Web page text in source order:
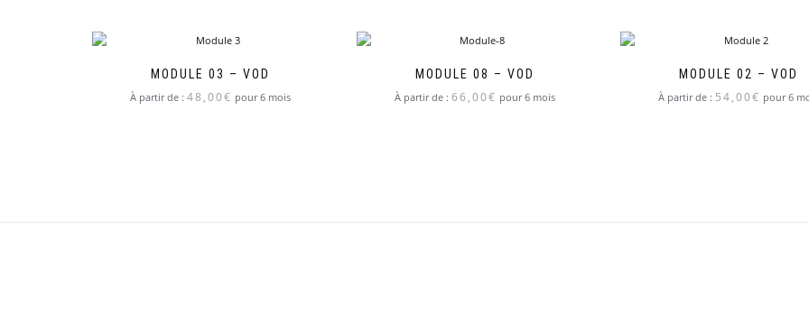
MODULE 03 – VOD
À partir de :48,00€ pour 6 mois
MODULE 08 – VOD
À partir de : 66,00€ pour 6 mois
MODULE 02 – VOD
À partir de : 54,00€ pour 6